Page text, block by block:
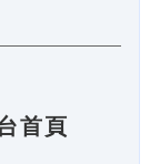
首頁